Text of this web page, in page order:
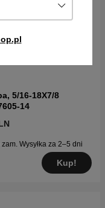
5/16-18X7/8
14
zam. Wysyłka za 2–5 dni
Kup!